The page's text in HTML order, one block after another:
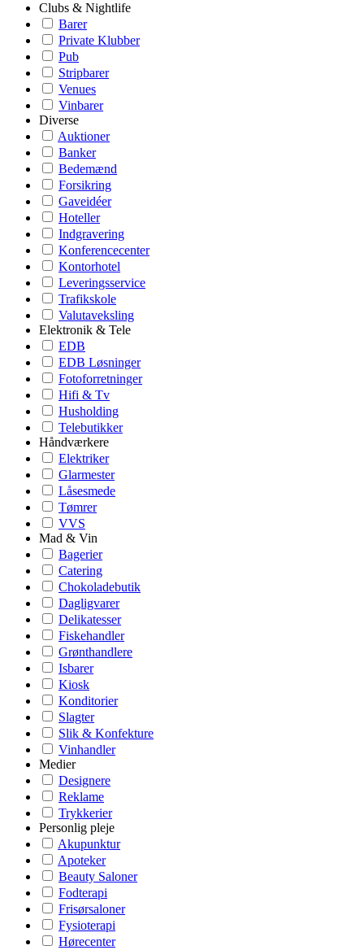
Clubs & Nightlife
Barer
Private Klubber
Pub
Stripbarer
Venues
Vinbarer
Diverse
Auktioner
Banker
Bedemænd
Forsikring
Gaveidéer
Hoteller
Indgravering
Konferencecenter
Kontorhotel
Leveringsservice
Trafikskole
Valutaveksling
Elektronik & Tele
EDB
EDB Løsninger
Fotoforretninger
Hifi & Tv
Husholding
Telebutikker
Håndværkere
Elektriker
Glarmester
Låsesmede
Tømrer
VVS
Mad & Vin
Bagerier
Catering
Chokoladebutik
Dagligvarer
Delikatesser
Fiskehandler
Grønthandlere
Isbarer
Kiosk
Konditorier
Slagter
Slik & Konfekture
Vinhandler
Medier
Designere
Reklame
Trykkerier
Personlig pleje
Akupunktur
Apoteker
Beauty Saloner
Fodterapi
Frisørsaloner
Fysioterapi
Hørecenter